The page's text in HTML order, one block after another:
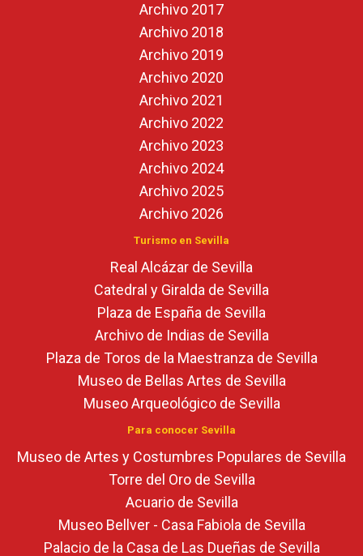
Archivo 2017
Archivo 2018
Archivo 2019
Archivo 2020
Archivo 2021
Archivo 2022
Archivo 2023
Archivo 2024
Archivo 2025
Archivo 2026
Turismo en Sevilla
Real Alcázar de Sevilla
Catedral y Giralda de Sevilla
Plaza de España de Sevilla
Archivo de Indias de Sevilla
Plaza de Toros de la Maestranza de Sevilla
Museo de Bellas Artes de Sevilla
Museo Arqueológico de Sevilla
Para conocer Sevilla
Museo de Artes y Costumbres Populares de Sevilla
Torre del Oro de Sevilla
Acuario de Sevilla
Museo Bellver - Casa Fabiola de Sevilla
Palacio de la Casa de Las Dueñas de Sevilla